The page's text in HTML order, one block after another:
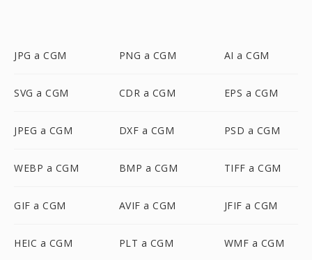
JPG a CGM PNG a CGM AI a CGM
SVG a CGM CDR a CGM EPS a CGM
JPEG a CGM DXF a CGM PSD a CGM
WEBP a CGM BMP a CGM TIFF a CGM
GIF a CGM AVIF a CGM JFIF a CGM
HEIC a CGM PLT a CGM WMF a CGM